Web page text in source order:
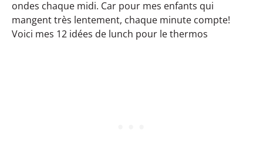
ondes chaque midi. Car pour mes enfants qui
mangent très lentement, chaque minute compte!
Voici mes 12 idées de lunch pour le thermos